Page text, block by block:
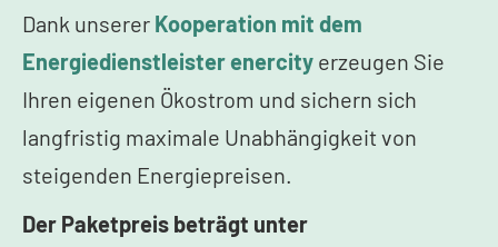
Dank unserer Kooperation mit dem
Energiedienstleister enercity erzeugen Sie
Ihren eigenen Ökostrom und sichern sich
langfristig maximale Unabhängigkeit von
steigenden Energiepreisen.
Der Paketpreis beträgt unter